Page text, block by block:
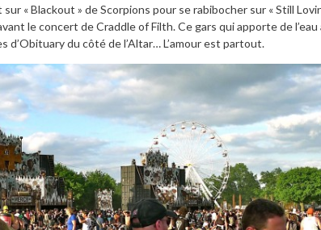
« Blackout » de Scorpions pour se rabibocher sur « Still
le concert de Craddle of Filth. Ce gars qui apporte de l’eau
d’Obituary du côté de l’Altar… L’amour est partout.